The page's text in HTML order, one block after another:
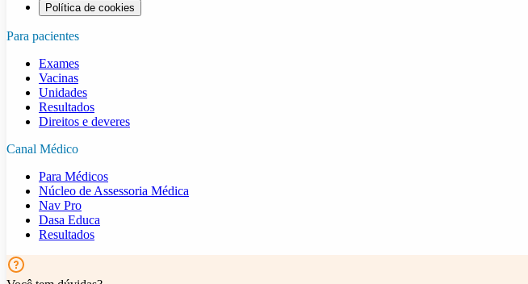
Política de cookies
Para pacientes
Exames
Vacinas
Unidades
Resultados
Direitos e deveres
Canal Médico
Para Médicos
Núcleo de Assessoria Médica
Nav Pro
Dasa Educa
Resultados